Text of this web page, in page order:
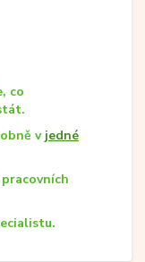
co
v jedné